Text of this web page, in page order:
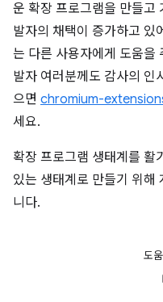
운 확장 프로그램을 만들고
발자의 채택이 증가하고 있
는 다른 사용자에게 도움을
발자 여러분께도 감사의 인
으면 chromium-
세요.
확장 프로그램 생태계를 활
있는 생태계로 만들기 위해
니다.
도